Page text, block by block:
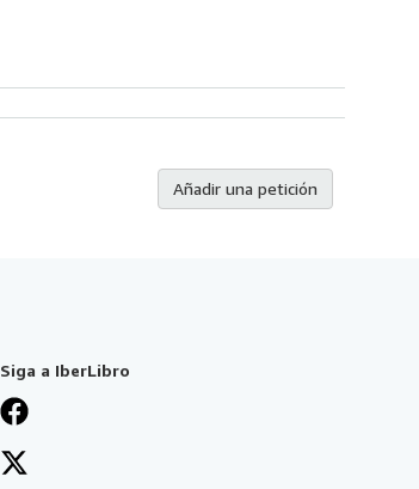
Añadir una petición
Siga a IberLibro